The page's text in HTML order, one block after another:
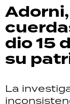
dio 15
su
La